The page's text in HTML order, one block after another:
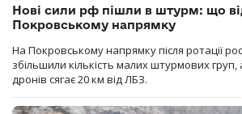
Нові сили рф пішли в штурм: що
Покровському напрямку
На Покровському напрямку після ротації
збільшили кількість малих штурмових
дронів сягає 20 км від ЛБЗ.